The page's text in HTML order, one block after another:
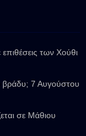
των Χούθι
βράδυ; 7 Αυγούστου
σε Μάθιου